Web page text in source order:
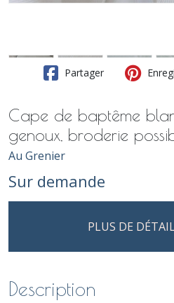
Partager
Cape de baptême
genoux, broderie
Au Grenier
Sur demande
PLUS DE
Description